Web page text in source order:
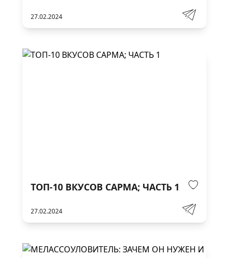
27.02.2024
ТОП-10 ВКУСОВ САРМА; ЧАСТЬ 1
27.02.2024